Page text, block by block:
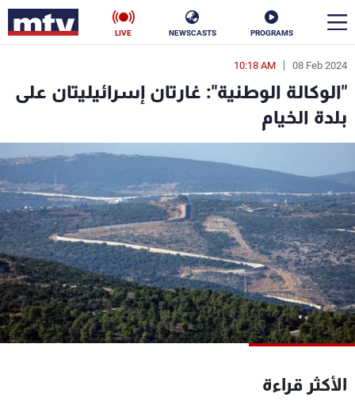
PROGRAMS
NEWSCASTS
LIVE
08 Feb 2024
10:18 AM
"الوكالة الوطنية": غارتان إسرائيليتان على
بلدة الخيام
الأكثر قراءة
en
الأخبار
سياسة ناس
إقتصاد فن
منوعات رياضة
كأس العالم
البرامج
جدول البرامج
شاهد البرامج
الترددات